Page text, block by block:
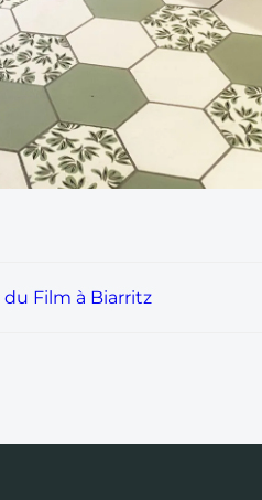
Film à Biarritz